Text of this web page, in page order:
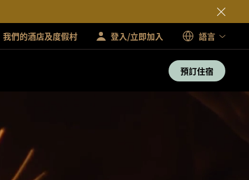
我們的酒店及度假村 登入/立即加入 語言
預訂住宿